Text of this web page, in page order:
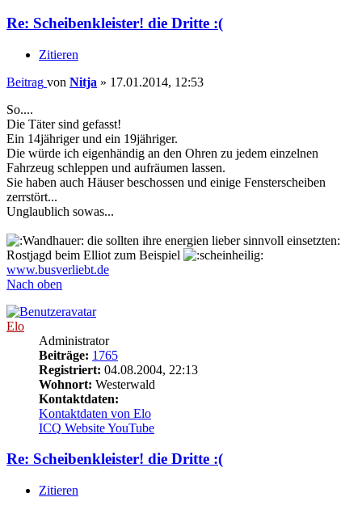
Re: Scheibenkleister! die Dritte :(
Zitieren
Beitrag von Nitja » 17.01.2014, 12:53
So....
Die Täter sind gefasst!
Ein 14jähriger und ein 19jähriger.
Die würde ich eigenhändig an den Ohren zu jedem einzelnen
Fahrzeug schleppen und aufräumen lassen.
Sie haben auch Häuser beschossen und einige Fensterscheiben
zerrstört...
Unglaublich sowas...
die sollten ihre energien lieber sinnvoll einsetzten:
Rostjagd beim Elliot zum Beispiel
www.busverliebt.de
Nach oben
Elo
Administrator
Beiträge: 1765
Registriert: 04.08.2004, 22:13
Wohnort: Westerwald
Kontaktdaten:
Kontaktdaten von Elo
ICQ WebsiteYouTube
Re: Scheibenkleister! die Dritte :(
Zitieren